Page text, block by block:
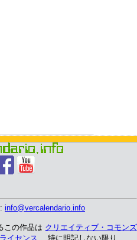
info@vercalendario.info
この作品は クリエイティブ・コモンズ
イセンス 、 特に明記しない限り.